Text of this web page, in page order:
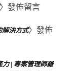
〉發佈留言
解決方式〉發佈
力 | 專案管理師羅